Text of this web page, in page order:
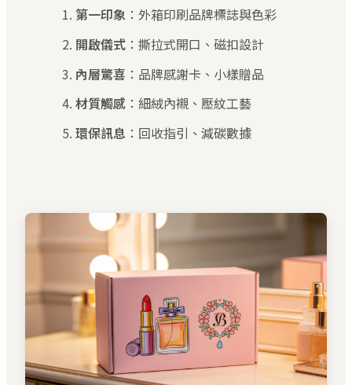
第一印象 ：外箱印刷品牌標誌與色彩
開啟儀式 ：撕拉式開口、磁扣設計
內層驚喜 ：品牌感謝卡、小樣贈品
材質觸感 ：細絨內襯、壓紋工藝
環保訊息 ：回收指引、減碳數據